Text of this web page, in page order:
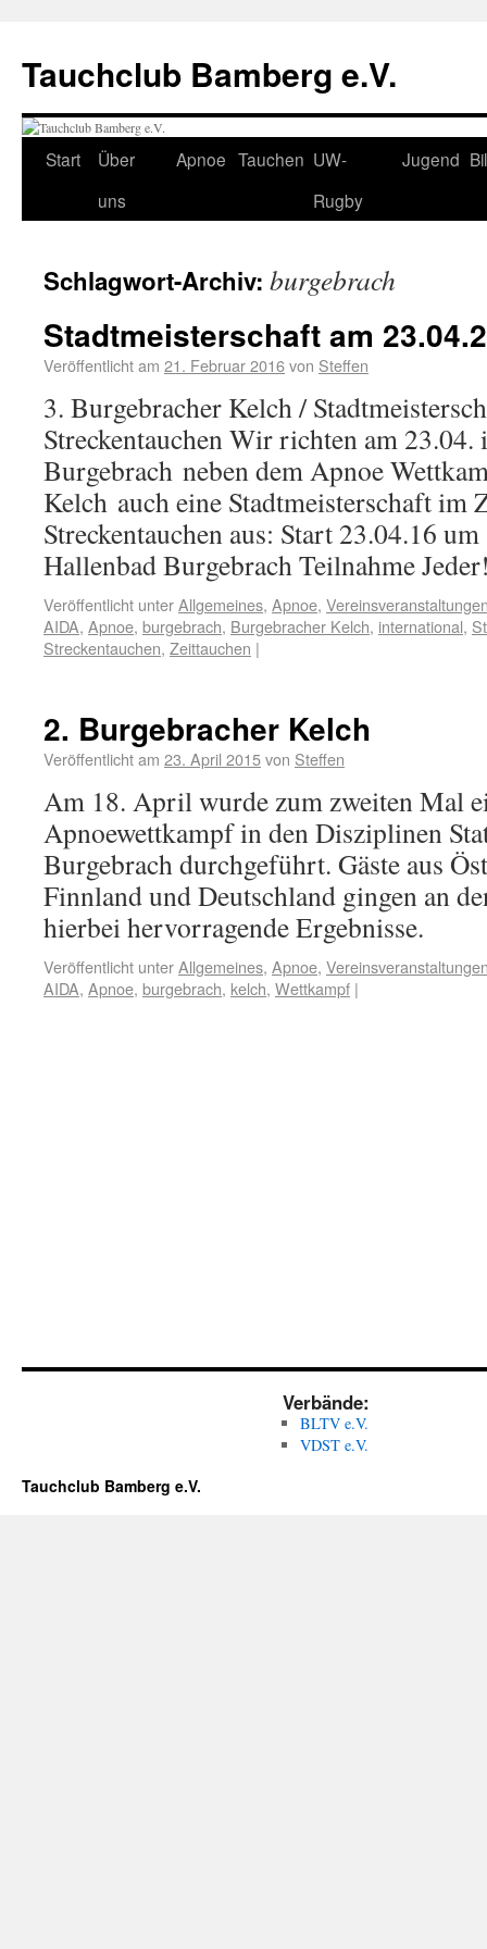
Tauchclub Bamberg e.V.
Start
Über
uns
Apnoe Tauchen UW-
Rugby
Jugend
Schlagwort-Archiv: burgebrach
Stadtmeisterschaft am
Veröffentlicht am 21. Februar 2016von Steffen
3. Burgebracher Kelch /
Streckentauchen Wir richten am 23.04.
Burgebrach neben dem Apnoe
Kelch auch eine Stadtmeisterschaft im
Streckentauchen aus: Start 23.04.16
Hallenbad Burgebrach Teilnahme
Veröffentlicht unterAllgemeines, Apnoe,
AIDA, Apnoe, burgebrach, Burgebracher Kelch, international,
Streckentauchen, Zeittauchen |
2. Burgebracher Kelch
Veröffentlicht am 23. April 2015von Steffen
Am 18. April wurde zum zweiten Mal
Apnoewettkampf in den Disziplinen
Burgebrach durchgeführt. Gäste aus
Finnland und Deutschland gingen an
hierbei hervorragende Ergebnisse.
Veröffentlicht unterAllgemeines, Apnoe,
AIDA, Apnoe, burgebrach, kelch, Wettkampf |
Verbände:
BLTV e.V.
VDST e.V.
Tauchclub Bamberg e.V.